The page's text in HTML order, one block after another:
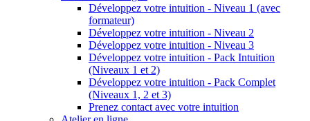
Développez votre intuition - Niveau 1 (avec
formateur)
Développez votre intuition - Niveau 2
Développez votre intuition - Niveau 3
Développez votre intuition - Pack Intuition
(Niveaux 1 et 2)
Développez votre intuition - Pack Complet
(Niveaux 1, 2 et 3)
Prenez contact avec votre intuition